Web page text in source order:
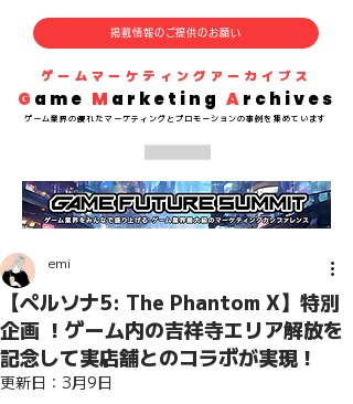
G ame M arketing Archives
​ゲーム業界の優れた マーケティングとプロモーションの事例を集めています
掲載情報のご提供のお願い
​ゲームマーケティングアーカイブス
【ペルソナ5: The Phantom X】特別
企画 ！ゲーム内の吉祥寺エリア解放を
記念して実店舗とのコラボが実現！
emi
更新日： 3月9日